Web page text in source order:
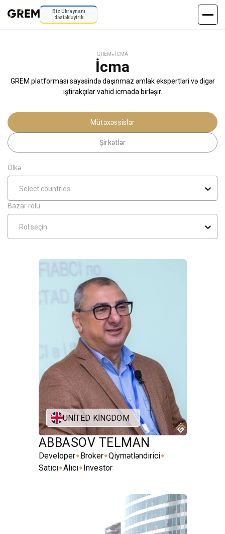
Biz Ukraynanı
dəstəkləyirik
GREM ⬥ İCMA
İcma
GREM platforması sayəsində daşınmaz əmlak ekspertləri və digər
iştirakçılar vahid icmada birləşir.
Mütəxəssislər
Şirkətlər
Ölkə
Select countries
Bazar rolu
Rol seçin
UNITED KINGDOM
ABBASOV TELMAN
Developer⬥Broker⬥Qiymətləndirici⬥
Satıcı⬥Alıcı⬥Investor